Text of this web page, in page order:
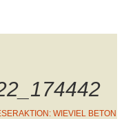
WIEVIEL BETON